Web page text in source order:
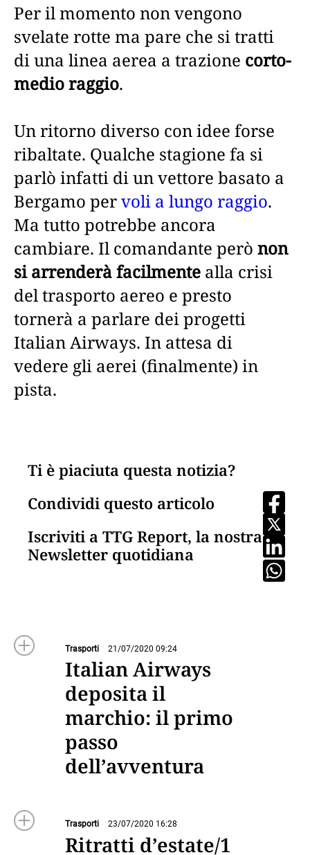
Per il momento non vengono
svelate rotte ma pare che si tratti
di una linea aerea a trazione corto-
medio raggio.
Un ritorno diverso con idee forse
ribaltate. Qualche stagione fa si
parlò infatti di un vettore basato a
Bergamo pervoli a lungo raggio.
Ma tutto potrebbe ancora
cambiare. Il comandante però non
si arrenderà facilmente alla crisi
del trasporto aereo e presto
tornerà a parlare dei progetti
Italian Airways. In attesa di
vedere gli aerei (finalmente) in
pista.
Ti è piaciuta questa notizia?
Condividi questo articolo
Iscriviti a TTG Report, la nostra
Newsletter quotidiana
Trasporti 21/07/2020 09:24
Italian Airways
deposita il
marchio: il primo
passo
dell’avventura
Trasporti 23/07/2020 16:28
Ritratti d’estate/1